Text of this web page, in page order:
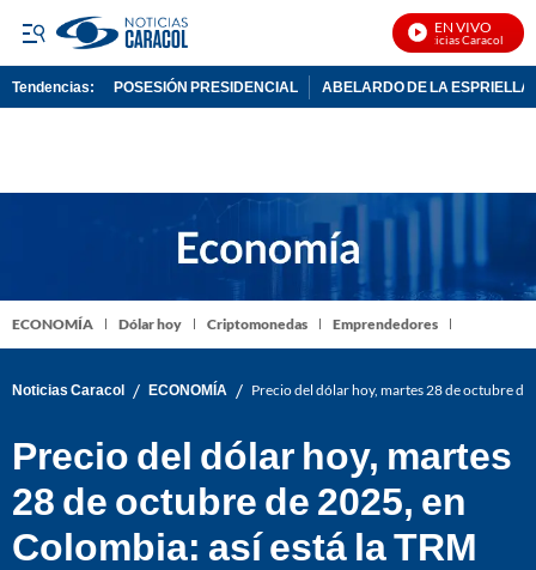
EN VIVO
Noticias Caracol En
Tendencias: POSESIÓN PRESIDENCIAL ABELARDO DE LA ESPRIELLA
ECONOMÍA Dólar hoy Criptomonedas Emprendedores
Noticias Caracol / ECONOMÍA / Precio del dólar hoy, martes 28 de octubre
Precio del dólar hoy, martes
28 de octubre de 2025, en
Colombia: así está la TRM